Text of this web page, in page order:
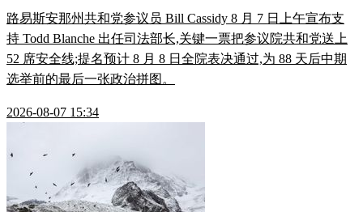
路易斯安那州共和党参议员 Bill Cassidy 8 月 7 日上午宣布支
持 Todd Blanche 出任司法部长,关键一票把参议院共和党送上
52 席安全线;提名预计 8 月 8 日全院表决通过,为 88 天后中期
选举前的最后一张政治拼图。
2026-08-07 15:34